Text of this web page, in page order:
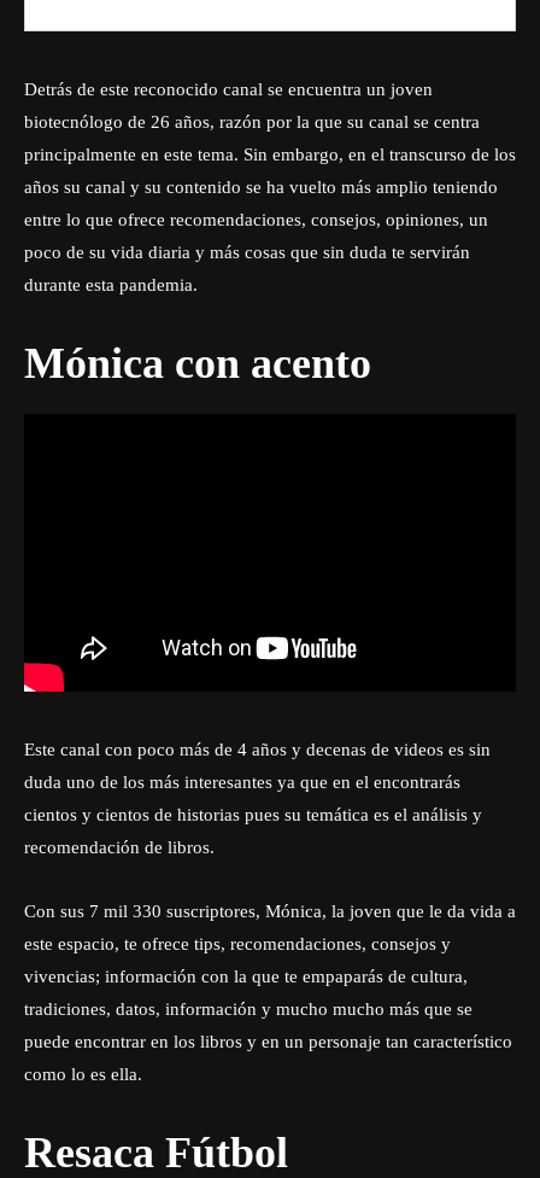
Detrás de este reconocido canal se encuentra un joven
biotecnólogo de 26 años, razón por la que su canal se centra
principalmente en este tema. Sin embargo, en el transcurso de los
años su canal y su contenido se ha vuelto más amplio teniendo
entre lo que ofrece recomendaciones, consejos, opiniones, un
poco de su vida diaria y más cosas que sin duda te servirán
durante esta pandemia.
Mónica con acento
Este canal con poco más de 4 años y decenas de videos es sin
duda uno de los más interesantes ya que en el encontrarás
cientos y cientos de historias pues su temática es el análisis y
recomendación de libros.
Con sus 7 mil 330 suscriptores, Mónica, la joven que le da vida a
este espacio, te ofrece tips, recomendaciones, consejos y
vivencias; información con la que te empaparás de cultura,
tradiciones, datos, información y mucho mucho más que se
puede encontrar en los libros y en un personaje tan característico
como lo es ella.
Resaca Fútbol